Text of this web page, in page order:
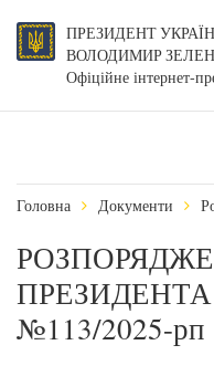
ПРЕЗИДЕНТ
ВОЛОДИМИР
Офіційне інтернет-
Головна Документи
№113/2025-рп